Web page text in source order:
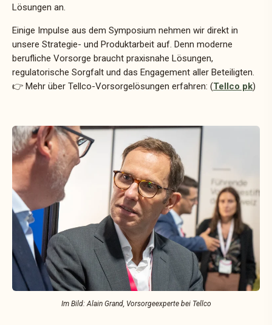
Lösungen an.
Einige Impulse aus dem Symposium nehmen wir direkt in
unsere Strategie- und Produktarbeit auf. Denn moderne
berufliche Vorsorge braucht praxisnahe Lösungen,
regulatorische Sorgfalt und das Engagement aller Beteiligten.
👉 Mehr über Tellco-Vorsorgelösungen erfahren: (Tellco pk)
Im Bild: Alain Grand, Vorsorgeexperte bei Tellco